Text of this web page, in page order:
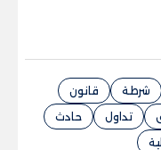
شرطة
قانون
تداول
حادث